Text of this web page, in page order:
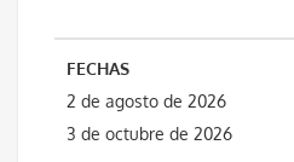
FECHAS
2 de agosto de 2026
3 de octubre de 2026